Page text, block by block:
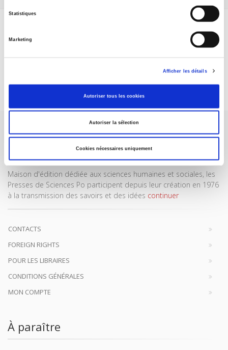
Statistiques
Marketing
Afficher les détails
Autoriser tous les cookies
Autoriser la sélection
Cookies nécessaires uniquement
ABONNEZ-VOUS À NOS
REVUES
Je m’abonne
Maison d'édition dédiée aux sciences humaines et sociales, les
Presses de Sciences Po participent depuis leur création en 1976
à la transmission des savoirs et des idées continuer
CONTACTS
FOREIGN RIGHTS
POUR LES LIBRAIRES
CONDITIONS GÉNÉRALES
MON COMPTE
À paraître